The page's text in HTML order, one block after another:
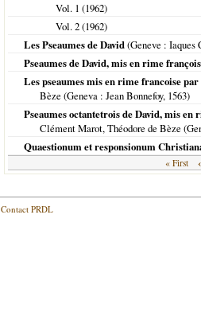
Vol. 1 (1962)
Vol. 2 (1962)
Les Pseaumes de David(Geneve : Iaques
Pseaumes de David, mis en rime
Les pseaumes mis en rime francoise
Bèze (Geneva : Jean Bonnefoy, 1563)
Pseaumes octantetrois de David, mis
Clément Marot, Théodore de Bèze (
Quaestionum et responsionum
« First
Contact PRDL